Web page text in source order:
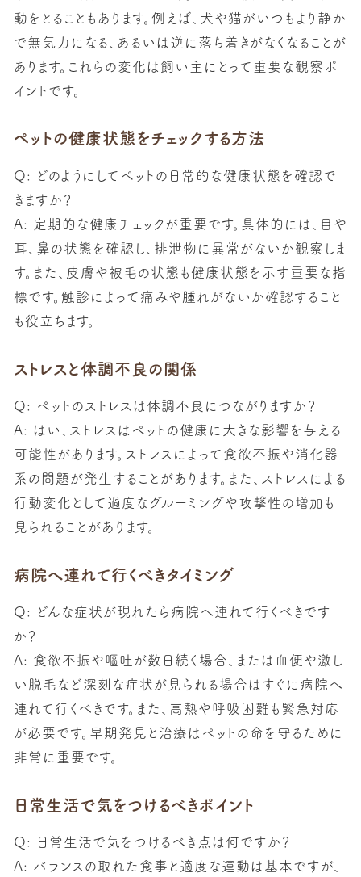
動をとることもあります。例えば、犬や猫がいつもより静か
で無気力になる、あるいは逆に落ち着きがなくなることが
あります。これらの変化は飼い主にとって重要な観察ポ
イントです。
ペットの健康状態をチェックする方法
Q: どのようにしてペットの日常的な健康状態を確認で
きますか？
A: 定期的な健康チェックが重要です。具体的には、目や
耳、鼻の状態を確認し、排泄物に異常がないか観察しま
す。また、皮膚や被毛の状態も健康状態を示す重要な指
標です。触診によって痛みや腫れがないか確認すること
も役立ちます。
ストレスと体調不良の関係
Q: ペットのストレスは体調不良につながりますか？
A: はい、ストレスはペットの健康に大きな影響を与える
可能性があります。ストレスによって食欲不振や消化器
系の問題が発生することがあります。また、ストレスによる
行動変化として過度なグルーミングや攻撃性の増加も
見られることがあります。
病院へ連れて行くべきタイミング
Q: どんな症状が現れたら病院へ連れて行くべきです
か？
A: 食欲不振や嘔吐が数日続く場合、または血便や激し
い脱毛など深刻な症状が見られる場合はすぐに病院へ
連れて行くべきです。また、高熱や呼吸困難も緊急対応
が必要です。早期発見と治療はペットの命を守るために
非常に重要です。
日常生活で気をつけるべきポイント
Q: 日常生活で気をつけるべき点は何ですか？
A: バランスの取れた食事と適度な運動は基本ですが、